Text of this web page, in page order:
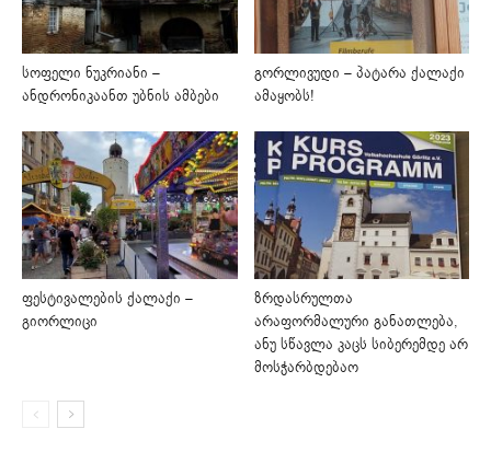
სოფელი ნუკრიანი –
ანდრონიკაანთ უბნის ამბები
გორლივუდი – პატარა ქალაქი
ამაყობს!
ფესტივალების ქალაქი –
გიორლიცი
ზრდასრულთა
არაფორმალური განათლება,
ანუ სწავლა კაცს სიბერემდე არ
მოსჭარბდებაო